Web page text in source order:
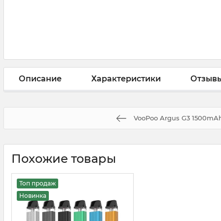
Описание Характеристики
VooPoo Argus G3
Похожие товары
Топ продаж
Новинка